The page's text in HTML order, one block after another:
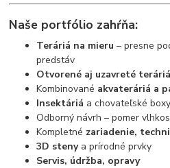
Naše portfólio zahŕňa:
Teráriá na mieru – presne
predstáv
Otvorené aj uzavreté teráriá
Kombinované akvateráriá a
Insektáriá a chovateľské boxy
Odborný návrh – pomer
Kompletné zariadenie,
3D stenya prírodné prvky
Servis, údržba, opravy